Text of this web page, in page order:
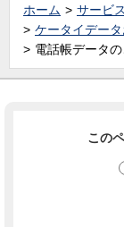
ホーム サービス
ケータイデー
電話帳データ
この